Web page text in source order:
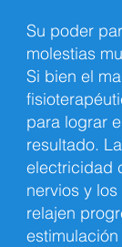
Su poder
molestias
Si bien el
para lograr
resultado.
electricidad
nervios y
relajen